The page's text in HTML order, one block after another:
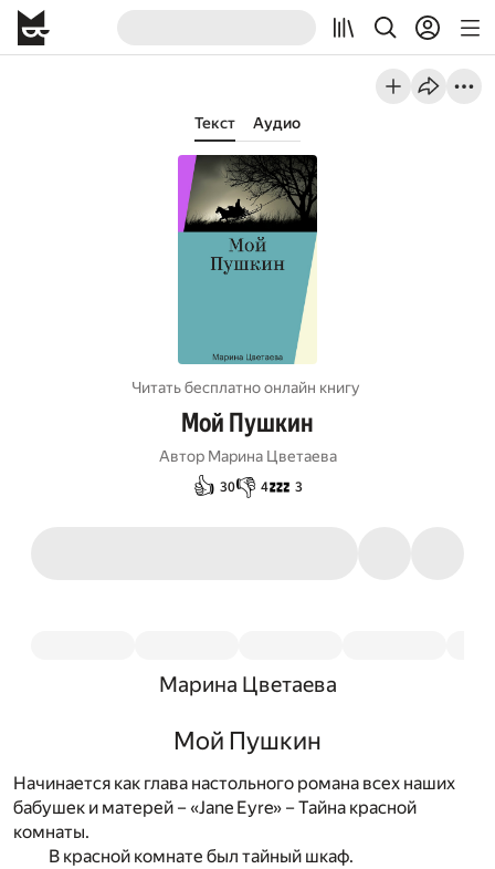
Текст Аудио
Читать бесплатно онлайн книгу
Мой Пушкин
Автор Марина Цветаева
👍 30👎 4💤 3
Марина Цветаева
Мой Пушкин
Начинается как глава настольного романа всех наших
бабушек и матерей – «Jane Eyre» – Тайна красной
комнаты.
В красной комнате был тайный шкаф.